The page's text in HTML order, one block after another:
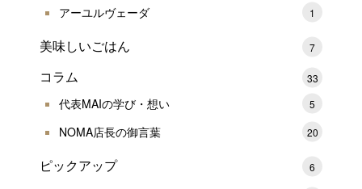
アーユルヴェーダ 1
美味しいごはん 7
コラム 33
代表MAIの学び・想い 5
NOMA店長の御言葉 20
ピックアップ 6